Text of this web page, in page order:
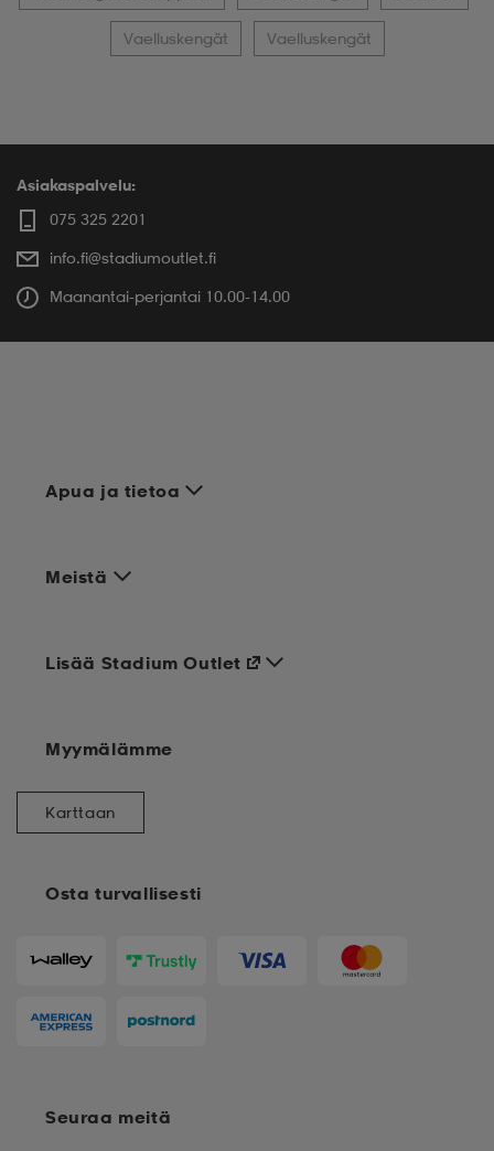
Vaelluskengät Vaelluskengät
Asiakaspalvelu:
075 325 2201
info.fi@stadiumoutlet.fi
Maanantai-perjantai 10.00-14.00
Apua ja tietoa
Meistä
Osta turvallisesti
Lisää Stadium Outlet
Myymälämme
Karttaan
Seuraa meitä